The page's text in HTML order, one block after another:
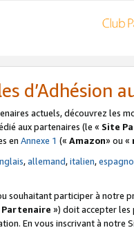
d’Adhésion
actuels, découvrez les
aux partenaires (le « Site
en Annexe 1 (« Amazon» ou «
,allemand,italien,
souhaitant participer à notre
Partenaire ») doit accepter les
En vous inscrivant à notre